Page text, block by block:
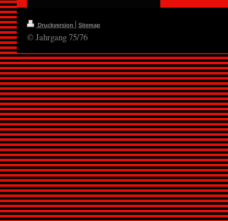
Druckversion | Sitemap
© Jahrgang 75/76